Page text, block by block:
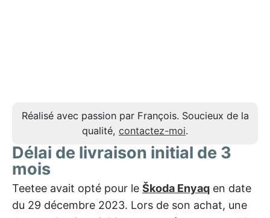
Réalisé avec passion par François. Soucieux de la
qualité, contactez-moi.
Délai de livraison initial de 3
mois
Teetee avait opté pour le Škoda Enyaq en date
du 29 décembre 2023. Lors de son achat, une